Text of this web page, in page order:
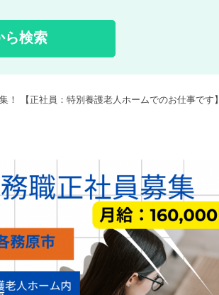
ら検索
！ 【正社員：特別養護老人ホームでのお仕事です】